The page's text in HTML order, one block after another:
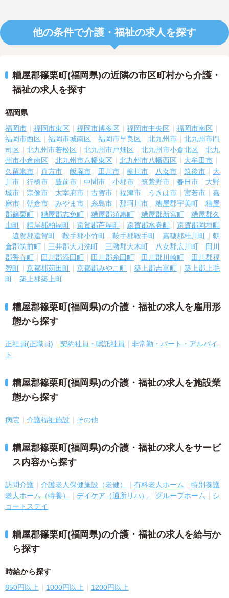
他の条件で介護・福祉の求人を探す
糟屋郡篠栗町(福岡県)の近隣の市区町村から介護・
福祉の求人を探す
福岡県
福岡市 福岡市東区 福岡市博多区 福岡市中央区
福岡市南区
福岡市西区
福岡市城南区 福岡市早良区 北九州市
北九州市門
司区
北九州市若松区 北九州市戸畑区 北九州市小倉北区
北九
州市小倉南区
北九州市八幡東区 北九州市八幡西区
大牟田市
久留米市
直方市 飯塚市 田川市 柳川市 八女市 筑後市
大
川市
行橋市 豊前市 中間市 小郡市 筑紫野市 春日市
大野
城市
宗像市 太宰府市 古賀市 福津市 うきは市 宮若市
嘉
麻市
朝倉市 みやま市 糸島市 那珂川市 糟屋郡宇美町
糟屋
郡篠栗町
糟屋郡志免町 糟屋郡須惠町 糟屋郡新宮町
糟屋郡久
山町
糟屋郡粕屋町 遠賀郡芦屋町 遠賀郡水巻町
遠賀郡岡垣町
遠賀郡遠賀町
鞍手郡小竹町 鞍手郡鞍手町 嘉穂郡桂川町
朝
倉郡筑前町
三井郡大刀洗町 三潴郡大木町 八女郡広川町
田川
郡香春町
田川郡添田町 田川郡糸田町 田川郡川崎町
田川郡福
智町
京都郡苅田町 京都郡みやこ町 築上郡吉富町
築上郡上毛
町
築上郡築上町
糟屋郡篠栗町(福岡県)の介護・福祉の求人を雇用形
態から探す
正社員(正職員) 契約社員・嘱託社員
非常勤・パート・アルバイ
ト
糟屋郡篠栗町(福岡県)の介護・福祉の求人を施設業
態から探す
病院 介護福祉施設 その他
糟屋郡篠栗町(福岡県)の介護・福祉の求人をサービ
ス内容から探す
訪問介護 介護老人保健施設（老健） 有料老人ホーム
特別養護
老人ホーム（特養）
デイケア（通所リハ） グループホーム
シ
ョートステイ
糟屋郡篠栗町(福岡県)の介護・福祉の求人を給与か
ら探す
時給から探す
850円以上 1000円以上 1200円以上